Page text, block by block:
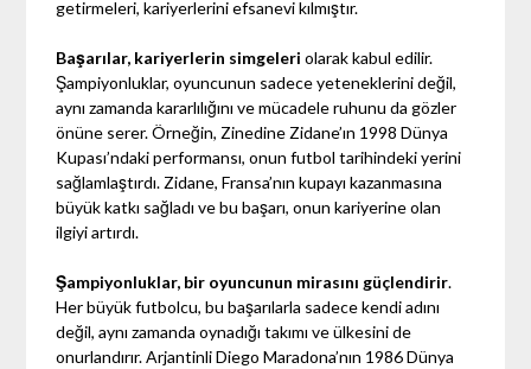
getirmeleri, kariyerlerini efsanevi kılmıştır.
Başarılar, kariyerlerin simgeleri olarak kabul edilir.
Şampiyonluklar, oyuncunun sadece yeteneklerini değil,
aynı zamanda kararlılığını ve mücadele ruhunu da gözler
önüne serer. Örneğin, Zinedine Zidane’ın 1998 Dünya
Kupası’ndaki performansı, onun futbol tarihindeki yerini
sağlamlaştırdı. Zidane, Fransa’nın kupayı kazanmasına
büyük katkı sağladı ve bu başarı, onun kariyerine olan
ilgiyi artırdı.
Şampiyonluklar, bir oyuncunun mirasını güçlendirir.
Her büyük futbolcu, bu başarılarla sadece kendi adını
değil, aynı zamanda oynadığı takımı ve ülkesini de
onurlandırır. Arjantinli Diego Maradona’nın 1986 Dünya